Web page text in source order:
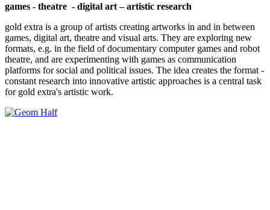
games - theatre - digital art – artistic research
gold extra is a group of artists creating artworks in and in between
games, digital art, theatre and visual arts. They are exploring new
formats, e.g. in the field of documentary computer games and robot
theatre, and are experimenting with games as communication
platforms for social and political issues. The idea creates the format -
constant research into innovative artistic approaches is a central task
for gold extra's artistic work.